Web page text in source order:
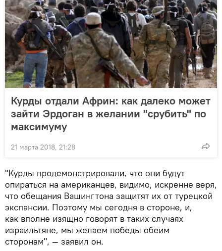
Курды отдали Африн: как далеко может
зайти Эрдоган в желании "срубить" по
максимуму
21 марта 2018, 21:28
"Курды продемонстрировали, что они будут
опираться на американцев, видимо, искренне веря,
что обещания Вашингтона защитят их от турецкой
экспансии. Поэтому мы сегодня в стороне, и,
как вполне изящно говорят в таких случаях
израильтяне, мы желаем победы обеим
сторонам", — заявил он.